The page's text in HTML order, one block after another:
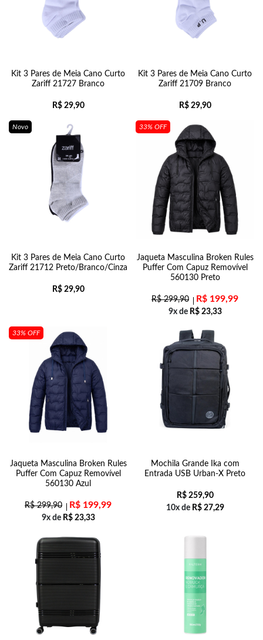
Kit 3 Pares de Meia Cano Curto
Zariff 21727 Branco
R$29,90
Kit 3 Pares de Meia Cano Curto
Zariff 21709 Branco
R$29,90
Novo
Kit 3 Pares de Meia Cano Curto
Zariff 21712 Preto/Branco/Cinza
R$29,90
33% OFF
Jaqueta Masculina Broken Rules
Puffer Com Capuz Removível
560130 Preto
R$299,90 R$ 199,99
9x de R$23,33
33% OFF
Jaqueta Masculina Broken Rules
Puffer Com Capuz Removível
560130 Azul
R$299,90 R$ 199,99
9x de R$23,33
Mochila Grande Ika com
Entrada USB Urban-X Preto
R$259,90
10x de R$27,29